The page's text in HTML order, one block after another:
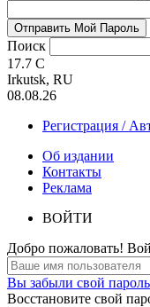
Поиск
17.7 C
Irkutsk, RU
08.08.26
Регистрация /
Об издании
Контакты
Реклама
ВОЙТИ
Добро пожаловать!
Вы забыли свой
Восстановите свой